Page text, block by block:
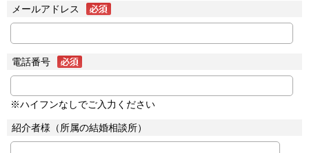
メールアドレス
電話番号
※ハイフンなしでご入力ください
紹介者様（所属の結婚相談所）